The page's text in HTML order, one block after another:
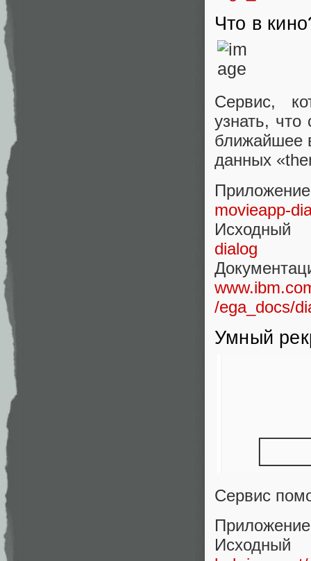
Что в
Сервис,
узнать,
ближайшее
данных
movieapp-
dialog
/ega_docs/
Умный
Сервис